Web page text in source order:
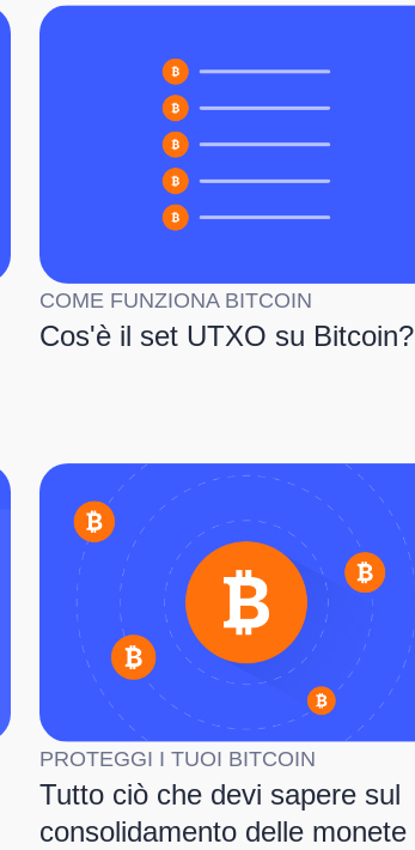
COME FUNZIONA BITCOIN
Cos'è il set UTXO su Bitcoin?
PROTEGGI I TUOI BITCOIN
Tutto ciò che devi sapere sul
consolidamento delle monete